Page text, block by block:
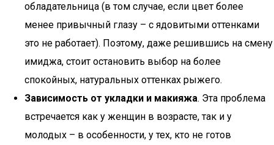
обладательница (в том случае, если цвет более
менее привычный глазу – с ядовитыми оттенками
это не работает). Поэтому, даже решившись на смену
имиджа, стоит остановить выбор на более
спокойных, натуральных оттенках рыжего.
Зависимость от укладки и макияжа. Эта проблема
встречается как у женщин в возрасте, так и у
молодых – в особенности, у тех, кто не готов